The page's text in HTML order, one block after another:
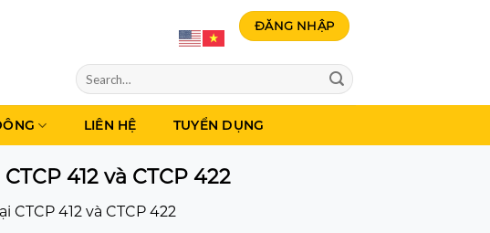
ĐĂNG NHẬP
LIÊN HỆ TUYỂN DỤNG
412 và CTCP 422
412 và CTCP 422